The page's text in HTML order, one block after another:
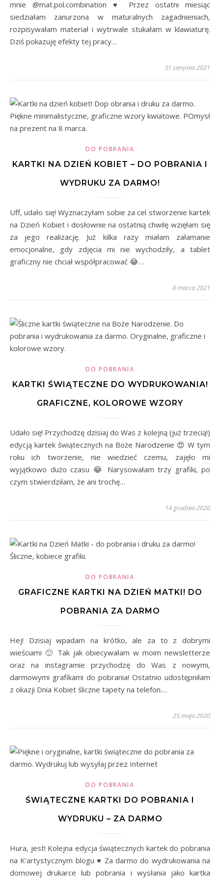
mnie @mat.pol.combination ♥ Przez ostatni miesiąc
siedziałam zanurzona w maturalnych zagadnieniach,
rozpisywałam materiał i wytrwale stukałam w klawiaturę.
Dziś pokazuję efekty tej pracy…
31 sierpnia 2021
DO POBRANIA
KARTKI NA DZIEŃ KOBIET – DO POBRANIA I
WYDRUKU ZA DARMO!
Uff, udało się! Wyznaczyłam sobie za cel stworzenie kartek
na Dzień Kobiet i dosłownie na ostatnią chwilę wzięłam się
za jego realizację. Już kilka razy miałam załamanie
emocjonalne, gdy zdjęcia mi nie wychodziły, a tablet
graficzny nie chciał współpracować 😂…
8 marca 2021
DO POBRANIA
KARTKI ŚWIĄTECZNE DO WYDRUKOWANIA!
GRAFICZNE, KOLOROWE WZORY
Udało się! Przychodzę dzisiaj do Was z kolejną (już trzecią!)
edycją kartek świątecznych na Boże Narodzenie 😍 W tym
roku ich tworzenie, nie wiedzieć czemu, zajęło mi
wyjątkowo dużo czasu 😂 Narysowałam trzy grafiki, po
czym stwierdziłam, że ani trochę…
14 grudnia 2020
DO POBRANIA
GRAFICZNE KARTKI NA DZIEŃ MATKI! DO
POBRANIA ZA DARMO
Hej! Dzisiaj wpadam na krótko, ale za to z dobrymi
wieściami 🙂 Tak jak obiecywałam w moim newsletterze
oraz na instagramie przychodzę do Was z nowymi,
darmowymi grafikami do pobrania! Ostatnio udostępniłam
z okazji Dnia Kobiet śliczne tapety na telefon.…
25 maja 2020
DO POBRANIA
ŚWIĄTECZNE KARTKI DO POBRANIA I
WYDRUKU – ZA DARMO
Hura, jest! Kolejna edycja świątecznych kartek do pobrania
na K’artystycznym blogu ♥ Za darmo do wydrukowania na
domowej drukarce lub pobrania i wysłania jako kartka